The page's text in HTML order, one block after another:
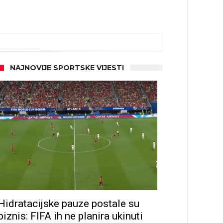
NAJNOVIJE SPORTSKE VIJESTI
pauze postale su
FIFA ih ne planira ukinuti